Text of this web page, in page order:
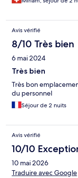
Avis vérifié
8/10 Très bien
6 mai 2024
Très bien
Très bon
du personnel
Séjour de 2 nuits
Avis vérifié
10/10
10 mai 2026
Traduire avec Google